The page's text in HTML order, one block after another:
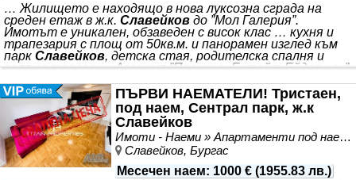
… Жилището е находящо в нова луксозна сграда на
среден етаж в ж.к. Славейков до ”Мол Галерия”.
Имотът е уникален, обзаведен с висок клас … кухня и
трапезария с площ от 50кв.м. и панорамен изглед към
парк Славейков, детска стая, родителска спалня и
голяма тераса … Агенция ”Премиум Естейт Ейджънси”
елитен комплекс ”Сентрал Парк” със панорамен изглед
и две паркоместа. *** техника и поръчкова мебел.
Цялостното обзавеждане в апартамента е от
естествено масивно дърво. Кухненските електроуреди
са от най-високо качество. Отоплението и
охлаждането е посредством хипер
ПЪРВИ НАЕМАТЕЛИ! Тристаен,
под наем, Сентрал парк, ж.к
Славейков
Имоти - Наеми » Апартаменти под наем
Славейков, Бургас
Месечен наем: 1000 € (1955.83 лв.)